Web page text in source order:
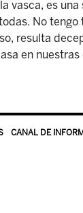
vasca, es
No
resulta
en
CANAL DE